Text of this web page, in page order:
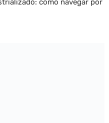
cómo navegar por